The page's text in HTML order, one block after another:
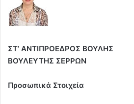
ΣΤ’ ΑΝΤΙΠΡΟΕΔΡΟΣ ΒΟΥΛΗΣ
ΒΟΥΛΕΥΤΗΣ ΣΕΡΡΩΝ
Προσωπικά Στοιχεία